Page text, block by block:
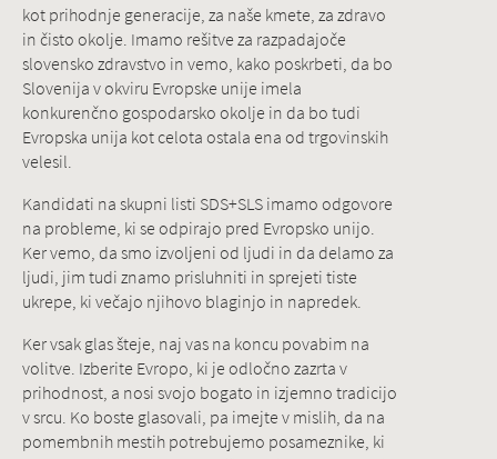
kot prihodnje generacije, za naše kmete, za zdravo
in čisto okolje. Imamo rešitve za razpadajoče
slovensko zdravstvo in vemo, kako poskrbeti, da bo
Slovenija v okviru Evropske unije imela
konkurenčno gospodarsko okolje in da bo tudi
Evropska unija kot celota ostala ena od trgovinskih
velesil.
Kandidati na skupni listi SDS+SLS imamo odgovore
na probleme, ki se odpirajo pred Evropsko unijo.
Ker vemo, da smo izvoljeni od ljudi in da delamo za
ljudi, jim tudi znamo prisluhniti in sprejeti tiste
ukrepe, ki večajo njihovo blaginjo in napredek.
Ker vsak glas šteje, naj vas na koncu povabim na
volitve. Izberite Evropo, ki je odločno zazrta v
prihodnost, a nosi svojo bogato in izjemno tradicijo
v srcu. Ko boste glasovali, pa imejte v mislih, da na
pomembnih mestih potrebujemo posameznike, ki